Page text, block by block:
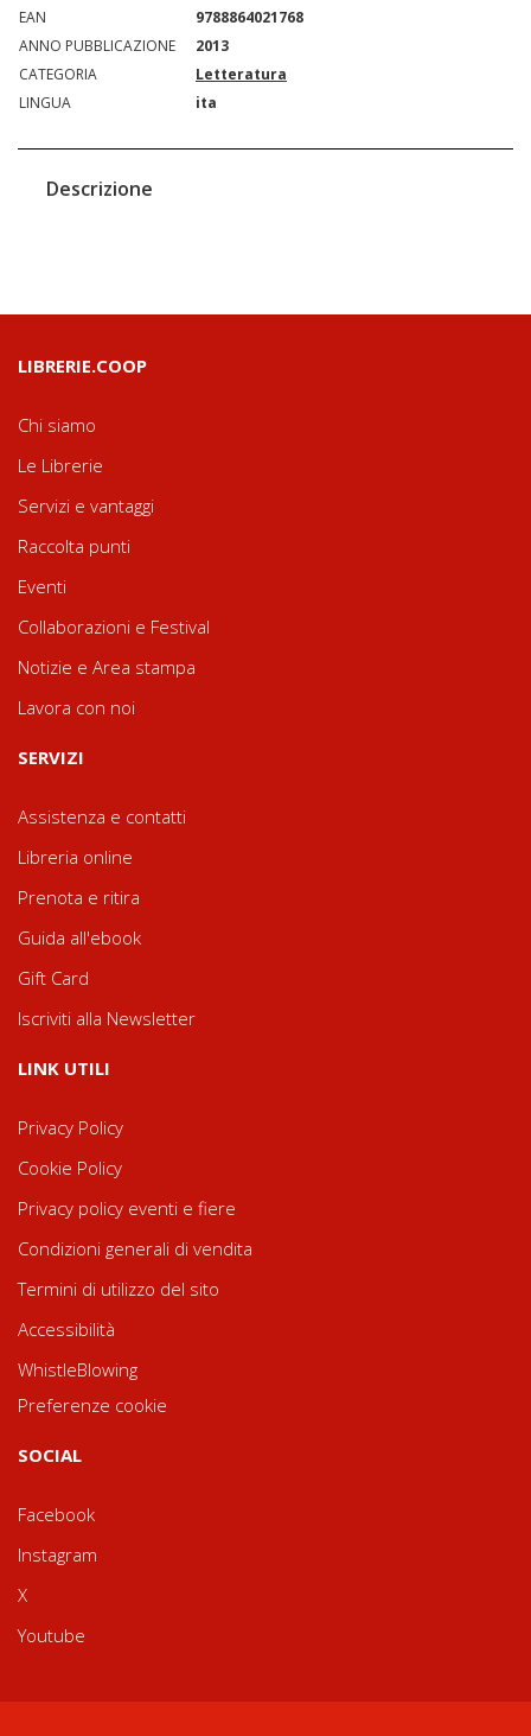
EAN
9788864021768
ANNO PUBBLICAZIONE
2013
CATEGORIA
Letteratura
LINGUA
ita
Descrizione
LIBRERIE.COOP
Chi siamo
Le Librerie
Servizi e vantaggi
Raccolta punti
Eventi
Collaborazioni e Festival
Notizie e Area stampa
Lavora con noi
SERVIZI
Assistenza e contatti
Libreria online
Prenota e ritira
Guida all'ebook
Gift Card
Iscriviti alla Newsletter
LINK UTILI
Privacy Policy
Cookie Policy
Privacy policy eventi e fiere
Condizioni generali di vendita
Termini di utilizzo del sito
Accessibilità
WhistleBlowing
Preferenze cookie
SOCIAL
Facebook
Instagram
X
Youtube